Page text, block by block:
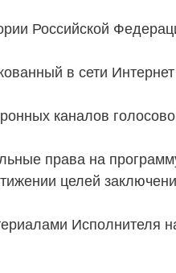
Российской
в сети
каналов
права на
целей
Исполнителя